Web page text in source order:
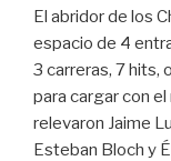
El abridor de los
espacio de 4
3 carreras, 7 hits,
para cargar con
relevaron Jaime
Esteban Bloch y